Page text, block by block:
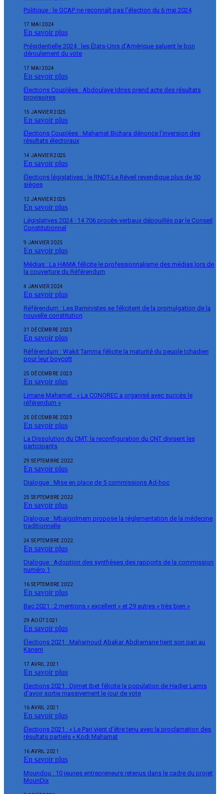
Politique : le GCAP ne reconnaît pas l’élection du 6 mai 2024
17 MAI 2024
En savoir plus
Présidentielle 2024 : les États-Unis d’Amérique saluent le bon
déroulement du vote
17 MAI 2024
En savoir plus
Élections Couplées : Abdoulaye Idriss prend acte des résultats
provisoires
15 JANVIER 2025
En savoir plus
Élections Couplées : Mahamat Bichara dénonce l’inversion des
résultats électoraux
14 JANVIER 2025
En savoir plus
Élections législatives : le RNDT-Le Réveil revendique plus de 50
sièges
12 JANVIER 2025
En savoir plus
Législatives 2024 : 14 706 procès-verbaux dépouillés par le Conseil
Constitutionnel
9 JANVIER 2025
En savoir plus
Médias : La HAMA félicite le professionnalisme des médias lors de
la couverture du Référendum
4 JANVIER 2024
En savoir plus
Référendum : Les Baministes se félicitent de la promulgation de la
nouvelle constitution
31 DÉCEMBRE 2023
En savoir plus
Référendum : Wakit Tamma félicite la maturité du peuple tchadien
pour leur boycott
25 DÉCEMBRE 2023
En savoir plus
Limane Mahamat : « La CONOREC a organisé avec succès le
référendum »
25 DÉCEMBRE 2023
En savoir plus
La Dissolution du CMT, la reconfiguration du CNT divisent les
participants
29 SEPTEMBRE 2022
En savoir plus
Dialogue : Mise en place de 5 commissions Ad-hoc
25 SEPTEMBRE 2022
En savoir plus
Dialogue : Mbaïgolmem propose la réglementation de la médecine
traditionnelle
24 SEPTEMBRE 2022
En savoir plus
Dialogue : Adoption des synthèses des rapports de la commission
numéro 1
16 SEPTEMBRE 2022
En savoir plus
Bac 2021 : 2 mentions « excellent » et 29 autres « très bien »
29 AOÛT 2021
En savoir plus
Élections 2021 : Mahamoud Abakar Abdramane tient son pari au
Kanem
17 AVRIL 2021
En savoir plus
Elections 2021 : Djimet Ibet félicite la population de Hadjer Lamis
d’avoir sortie massivement le jour de vote
16 AVRIL 2021
En savoir plus
Élections 2021 : « Le Pari vient d’être tenu avec la proclamation des
résultats partiels « Kodi Mahamat
16 AVRIL 2021
En savoir plus
Moundou : 10 jeunes entrepreneurs retenus dans le cadre du projet
MounDix